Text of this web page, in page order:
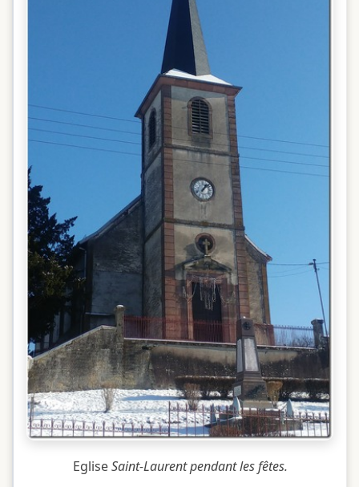
EgliseSaint-Laurent pendant les fêtes.